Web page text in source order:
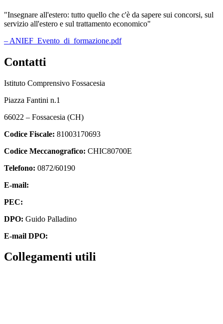
"Insegnare all'estero: tutto quello che c'è da sapere sui concorsi, sul
servizio all'estero e sul trattamento economico"
– ANIEF_Evento_di_formazione.pdf
Contatti
Istituto Comprensivo Fossacesia
Piazza Fantini n.1
66022 – Fossacesia (CH)
Codice Fiscale: 81003170693
Codice Meccanografico: CHIC80700E
Telefono: 0872/60190
E-mail:
PEC:
DPO: Guido Palladino
E-mail DPO:
Collegamenti utili